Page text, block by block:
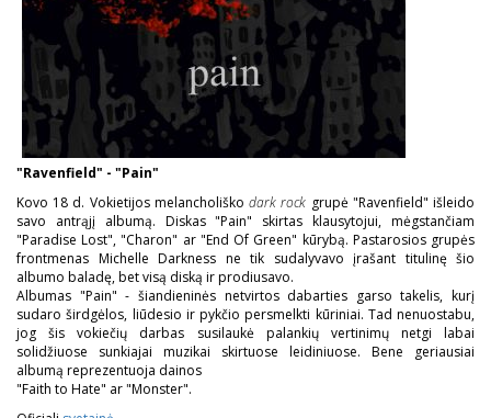
"Ravenfield" - "Pain"
Kovo 18 d. Vokietijos melancholiškodark rock grupė "Ravenfield" išleido
savo antrąjį albumą. Diskas "Pain" skirtas klausytojui, mėgstančiam
"Paradise Lost", "Charon" ar "End Of Green" kūrybą. Pastarosios grupės
frontmenas Michelle Darkness ne tik sudalyvavo įrašant titulinę šio
albumo baladę, bet visą diską ir prodiusavo.
Albumas "Pain" - šiandieninės netvirtos dabarties garso takelis, kurį
sudaro širdgėlos, liūdesio ir pykčio persmelkti kūriniai. Tad nenuostabu,
jog šis vokiečių darbas susilaukė palankių vertinimų netgi labai
solidžiuose sunkiajai muzikai skirtuose leidiniuose. Bene geriausiai
albumą reprezentuoja dainos
"Faith to Hate" ar "Monster".